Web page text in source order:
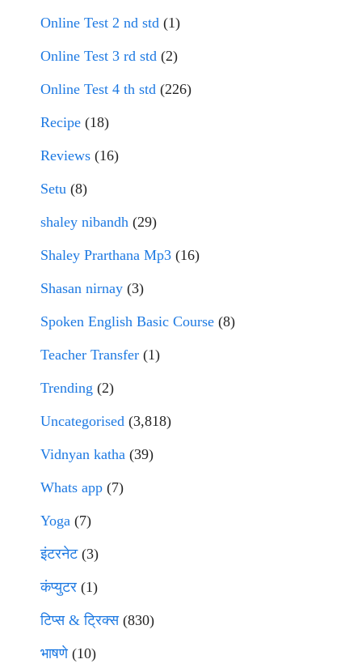
Online Test 2 nd std (1)
Online Test 3 rd std (2)
Online Test 4 th std (226)
Recipe (18)
Reviews (16)
Setu (8)
shaley nibandh (29)
Shaley Prarthana Mp3 (16)
Shasan nirnay (3)
Spoken English Basic Course (8)
Teacher Transfer (1)
Trending (2)
Uncategorised (3,818)
Vidnyan katha (39)
Whats app (7)
Yoga (7)
इंटरनेट(3)
कंप्युटर (1)
टिप्स & ट्रिक्स(830)
भाषणे(10)